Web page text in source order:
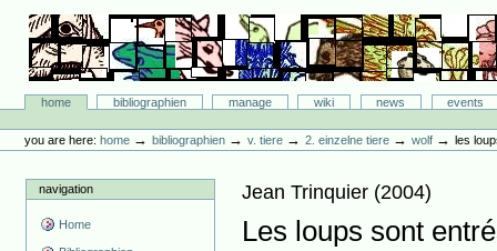
content.
navigation
Bibliographie-Portal
Sectionshome bibliographien manage wiki news
events
tools
you are here: home →bibliographien →v. tiere →2. einzelne tiere →wolf →les
navigation
Home
Jean Trinquier (2004)
Les loups sont